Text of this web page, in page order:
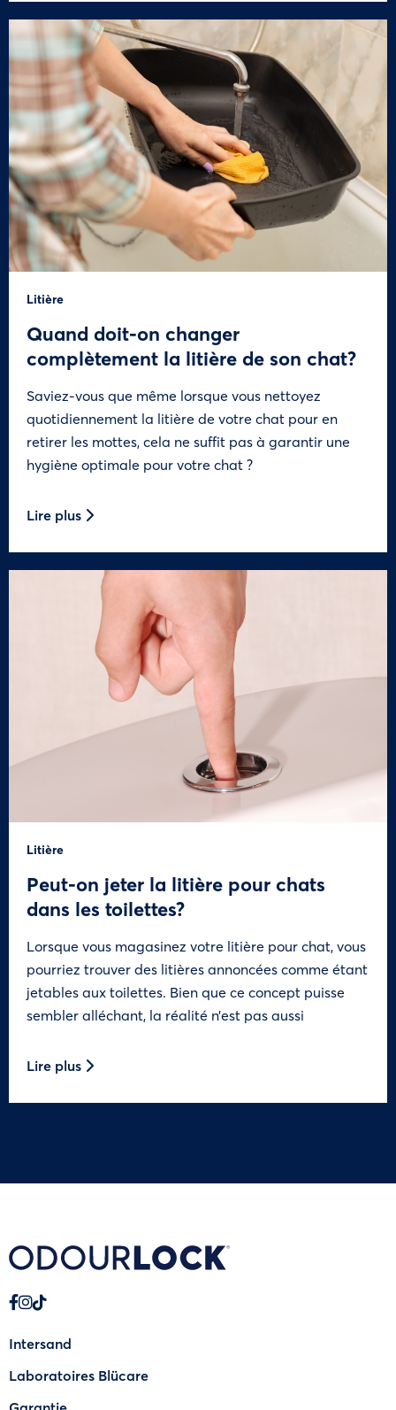
Litière
Quand doit-on changer
complètement la litière de son chat?
Saviez-vous que même lorsque vous nettoyez
quotidiennement la litière de votre chat pour en
retirer les mottes, cela ne suffit pas à garantir une
hygiène optimale pour votre chat ?
Lire plus
Litière
Peut-on jeter la litière pour chats
dans les toilettes?
Lorsque vous magasinez votre litière pour chat, vous
pourriez trouver des litières annoncées comme étant
jetables aux toilettes. Bien que ce concept puisse
sembler alléchant, la réalité n’est pas aussi
Lire plus
Intersand
Laboratoires Blücare